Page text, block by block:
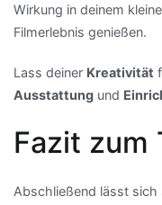
Wirkung in deinem
Filmerlebnis genießen.
Lass deiner Kreativität
Ausstattung und
Fazit zum
Abschließend lässt sich